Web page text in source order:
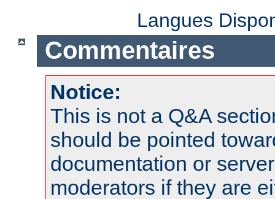
Langues
Commentaires
Notice:
This is not a Q&A
should be pointed
documentation or
moderators if they are